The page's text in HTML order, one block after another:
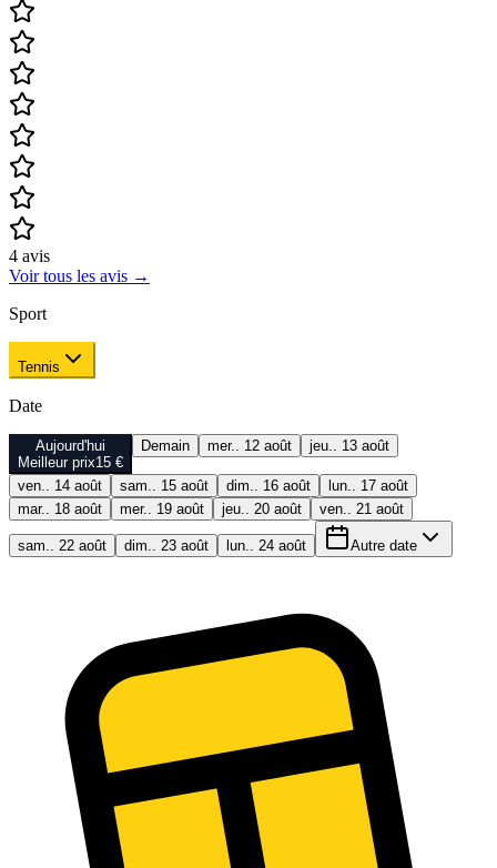
4 avis
Voir tous les avis →
Sport
Tennis
Date
Aujourd'hui
Meilleur prix15 €
Demain mer.. 12 août jeu.. 13 août
ven.. 14 août sam.. 15 août dim.. 16 août
lun.. 17 août
mar.. 18 août
mer.. 19 août jeu.. 20 août ven.. 21 août
sam.. 22 août dim.. 23 août lun.. 24 août Autre date